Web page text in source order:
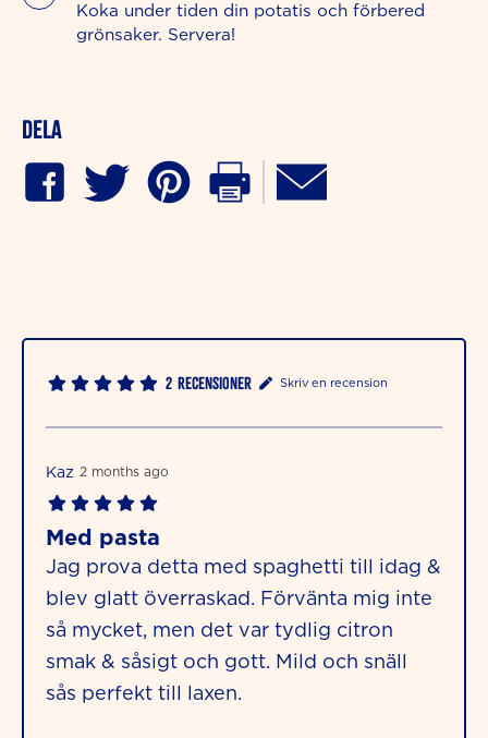
Koka under tiden din potatis och förbered
grönsaker. Servera!
Dela
2 Recensioner Skriv en recension
Kaz 2 months ago
Med pasta
Jag prova detta med spaghetti till idag &
blev glatt överraskad. Förvänta mig inte
så mycket, men det var tydlig citron
smak & såsigt och gott. Mild och snäll
sås perfekt till laxen.